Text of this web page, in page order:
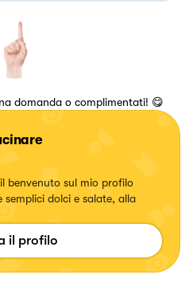
domanda o complimentati! 😋
benvenuto sul mio profilo
semplici dolci e salate, alla
il profilo